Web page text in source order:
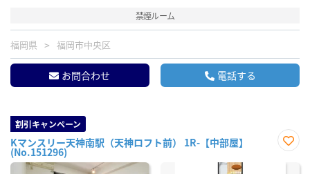
禁煙ルーム
福岡県 福岡市中央区
お問合わせ 電話する
割引キャンペーン
Kマンスリー天神南駅（天神ロフト前） 1R-【中部屋】
(No.151296)
に入